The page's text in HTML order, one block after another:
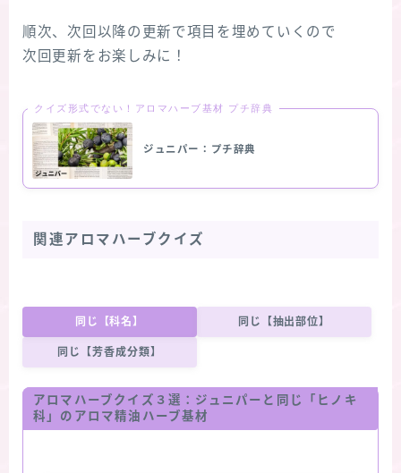
順次、次回以降の更新で項目を埋めていくので
次回更新をお楽しみに！
クイズ形式でない！アロマハーブ基材 プチ辞典
ジュニパー：プチ辞典
関連アロマハーブクイズ
同じ【科名】 同じ【抽出部位】
同じ【芳香成分類】
アロマハーブクイズ３選：ジュニパーと同じ「ヒノキ
科」のアロマ精油ハーブ基材